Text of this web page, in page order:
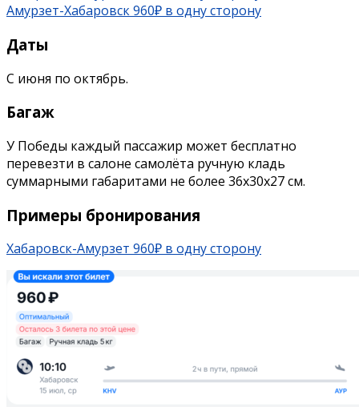
Амурзет-Хабаровск 960₽ в одну сторону
Даты
С июня по октябрь.
Багаж
У Победы каждый пассажир может бесплатно
перевезти в салоне самолёта ручную кладь
суммарными габаритами не более 36х30х27 см.
Примеры бронирования
Хабаровск-Амурзет 960₽ в одну сторону